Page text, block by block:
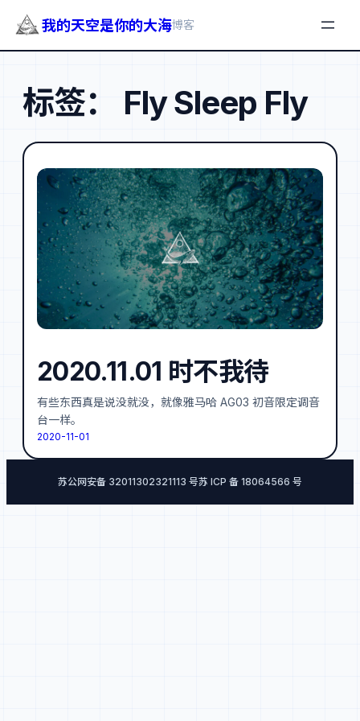
我的天空是你的大海博客
标签： Fly Sleep Fly
2020.11.01 时不我待
有些东西真是说没就没，就像雅马哈 AG03 初音限定调音
台一样。
2020-11-01
苏公网安备 32011302321113 号苏 ICP 备 18064566 号